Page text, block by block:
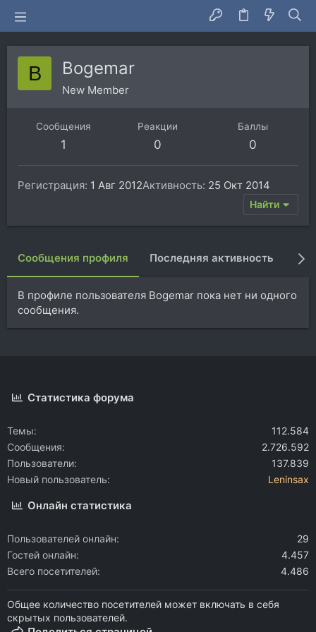
B Bogemar
New Member
Сообщения
1
Реакции
0
Баллы
0
Регистрация 1 Авг 2012Активность 25 Окт 2014
Найти
Сообщения профиля Последняя активность
В профиле пользователя Bogemar пока нет ни одного
сообщения.
Статистика форума
Темы
112.584
Сообщения
2.726.592
Пользователи
137.839
Новый пользователь
Leninsax
Онлайн статистика
Пользователей онлайн
29
Гостей онлайн
4.457
Всего посетителей
4.486
Общее количество посетителей может включать в себя
скрытых пользователей.